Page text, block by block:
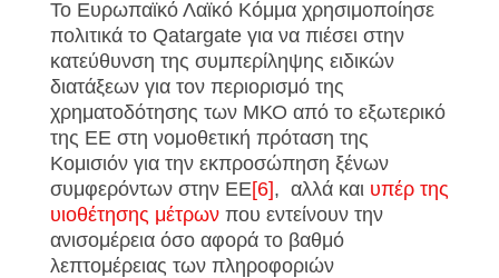
Το Ευρωπαϊκό Λαϊκό Κόμμα χρησιμοποίησε
πολιτικά το Qatargate για να πιέσει στην
κατεύθυνση της συμπερίληψης ειδικών
διατάξεων για τον περιορισμό της
χρηματοδότησης των ΜΚΟ από το εξωτερικό
της ΕΕ στη νομοθετική πρόταση της
Κομισιόν για την εκπροσώπηση ξένων
συμφερόντων στην ΕΕ[6], αλλά και υπέρ της
υιοθέτησης μέτρωνπου εντείνουν την
ανισομέρεια όσο αφορά το βαθμό
λεπτομέρειας των πληροφοριών